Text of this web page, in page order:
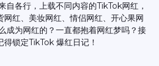
各行，上载不同内容的TikTok网红，
红、美妆网红、情侣网红、开心果网
成为网红的？一直都抱着网红梦吗？接
锁定TikTok 爆红日记！